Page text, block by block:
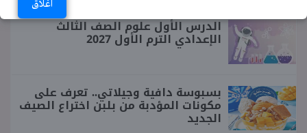
اغلاق
الدرس الأول علوم الصف الثالث
الإعدادي الترم الأول 2027
بسبوسة دافية وجيلاتي.. تعرف على
مكونات المؤدبة من بلبن اختراع الصيف
الجديد